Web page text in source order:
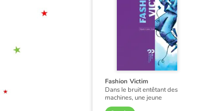
monde dévasté et hostile.
Pourtant, l'espoir n'a pas
Fashion Victim
Dans le bruit entêtant des
machines, une jeune
adolescente, ouvrière textile